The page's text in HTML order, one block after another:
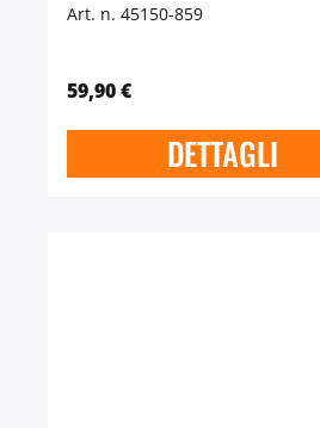
Art. n. 45150-859
59,90 €
DETTAGLI